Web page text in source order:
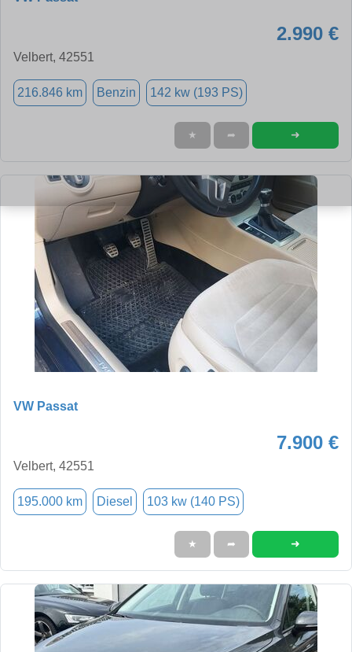
2.990 €
Velbert, 42551
216.846 km Benzin 142 kw (193 PS)
★ ➦ ➜
VW Passat
7.900 €
Velbert, 42551
195.000 km Diesel 103 kw (140 PS)
★ ➦ ➜